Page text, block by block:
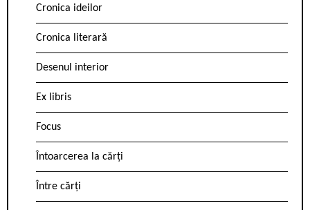
Cronica ideilor
Cronica literară
Desenul interior
Ex libris
Focus
Întoarcerea la cărți
Între cărți